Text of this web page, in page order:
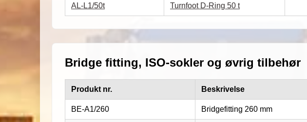
AL-L1/50t Turnfoot D-Ring 50 t
Bridge fitting, ISO-sokler og øvrig tilbehør
Produkt nr. Beskrivelse
BE-A1/260 Bridgefitting 260 mm